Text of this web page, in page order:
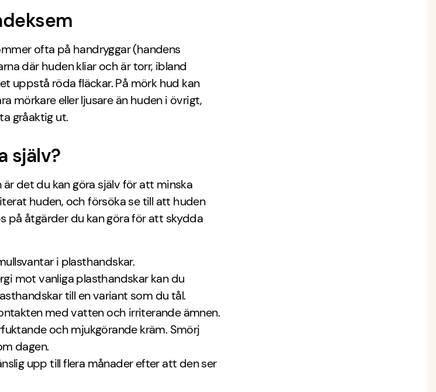
ofta på handryggar (handens
där huden kliar och är torr, ibland
uppstå röda fläckar. På mörk hud kan
mörkare eller ljusare än huden i övrigt,
gråaktig ut.
själv?
det du kan göra själv för att minska
huden, och försöka se till att huden
på åtgärder du kan göra för att skydda
i plasthandskar.
mot vanliga plasthandskar kan du
till en variant som du tål.
med vatten och irriterande ämnen.
och mjukgörande kräm. Smörj
dagen.
upp till flera månader efter att den ser